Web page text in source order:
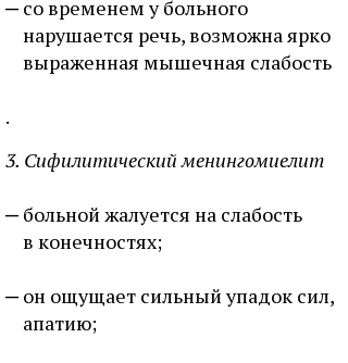
со временем у больного
нарушается речь, возможна ярко
выраженная мышечная слабость
.
3. Сифилитический менингомиелит
больной жалуется на слабость
в конечностях;
он ощущает сильный упадок сил,
апатию;